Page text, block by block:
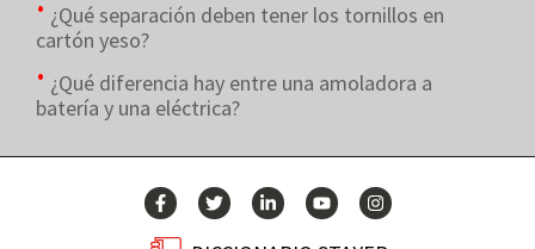
¿Qué separación deben tener los tornillos en
cartón yeso?
¿Qué diferencia hay entre una amoladora a
batería y una eléctrica?